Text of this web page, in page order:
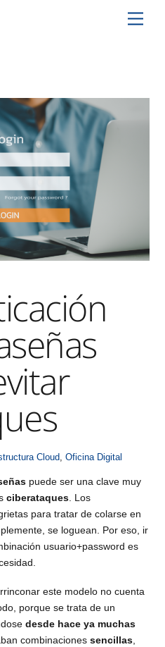
Cloud,Oficina Digital
puede ser una clave muy
ciberataques . Los
para tratar de colarse en
se loguean. Por eso, ir
usuario+password es
este modelo no cuenta
porque se trata de un
desde hace ya muchas
combinacionessencillas